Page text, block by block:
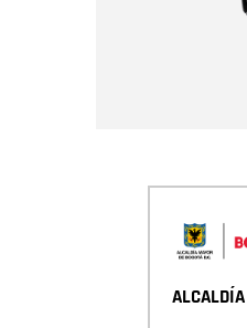
ALCALDÍA